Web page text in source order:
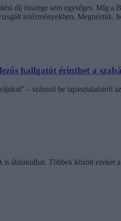
díj összege sem egységes. Míg a
intézményekben. Megnéztük,
hallgatót érinthet a
– számolt be tapasztalatairól
átalakulhat. Többek között ezeket